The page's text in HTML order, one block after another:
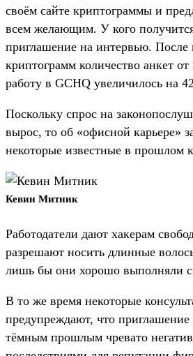
своём сайте криптограммы и
всем желающим. У кого
приглашение на интервью. После
криптограмм количество анкет от
работу в GCHQ увеличилось на
Поскольку спрос на
вырос, то об «офисной карьере»
некоторые известные в прошлом
Кевин Митник
Работодатели дают хакерам
разрешают носить длинные
лишь бы они хорошо выполняли
В то же время некоторые
предупреждают, что
тёмным прошлым чревато